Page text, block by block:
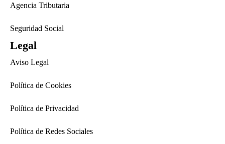
Agencia Tributaria
Seguridad Social
Legal
Aviso Legal
Política de Cookies
Política de Privacidad
Política de Redes Sociales